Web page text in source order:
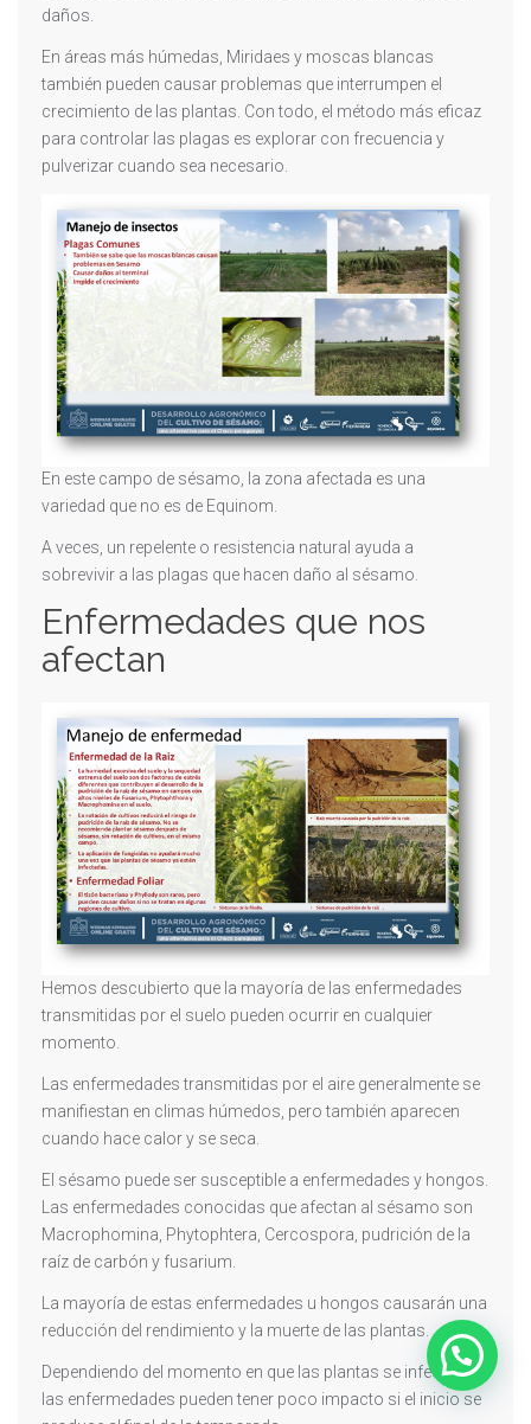
daños.
En áreas más húmedas, Miridaes y moscas blancas
también pueden causar problemas que interrumpen el
crecimiento de las plantas. Con todo, el método más eficaz
para controlar las plagas es explorar con frecuencia y
pulverizar cuando sea necesario.
En este campo de sésamo, la zona afectada es una
variedad que no es de Equinom.
A veces, un repelente o resistencia natural ayuda a
sobrevivir a las plagas que hacen daño al sésamo.
Enfermedades que nos
afectan
Hemos descubierto que la mayoría de las enfermedades
transmitidas por el suelo pueden ocurrir en cualquier
momento.
Las enfermedades transmitidas por el aire generalmente se
manifiestan en climas húmedos, pero también aparecen
cuando hace calor y se seca.
El sésamo puede ser susceptible a enfermedades y hongos.
Las enfermedades conocidas que afectan al sésamo son
Macrophomina, Phytophtera, Cercospora, pudrición de la
raíz de carbón y fusarium.
La mayoría de estas enfermedades u hongos causarán una
reducción del rendimiento y la muerte de las plantas.
Dependiendo del momento en que las plantas se infectan,
las enfermedades pueden tener poco impacto si el inicio se